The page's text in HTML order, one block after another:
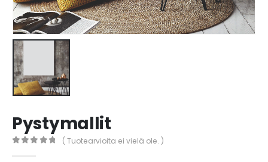
Pystymallit
( Tuotearvioita ei vielä ole. )